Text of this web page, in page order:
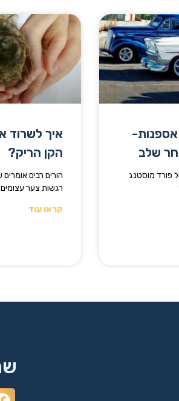
אספנות-
שלב
פורד מוסטנג
איך לשרוד
הקן הריק?
הורים רבים
רגשות צער
קראו עוד